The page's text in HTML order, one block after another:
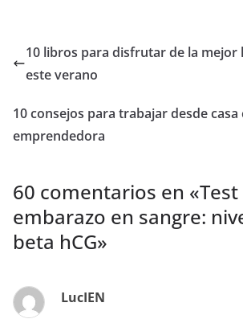
10 libros para disfrutar de la
este verano
10 consejos para trabajar desde
emprendedora
60 comentarios en «
embarazo en sangre:
beta hCG»
LucIEN